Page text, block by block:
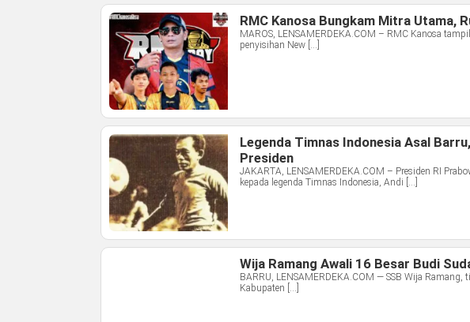
RMC Kanosa Bungkam Mitra Utama,
MAROS, LENSAMERDEKA.COM – RMC Kanosa
penyisihan New […]
Legenda Timnas Indonesia Asal
Presiden
JAKARTA, LENSAMERDEKA.COM – Presiden RI
kepada legenda Timnas Indonesia, Andi […]
Wija Ramang Awali 16 Besar Budi
BARRU, LENSAMERDEKA.COM — SSB Wija
Kabupaten […]